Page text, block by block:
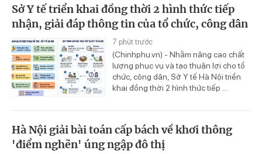
Sở Y tế triển khai đồng thời 2 hình thức tiếp
nhận, giải đáp thông tin của tổ chức, công dân
7 phút trước
(Chinhphu.vn) - Nhằm nâng cao chất
lượng phục vụ và tạo thuận lợi cho tổ
chức, công dân, Sở Y tế Hà Nội triển
khai đồng thời 2 hình thức tiếp ...
Hà Nội giải bài toán cấp bách về khơi thông
'điểm nghẽn' úng ngập đô thị